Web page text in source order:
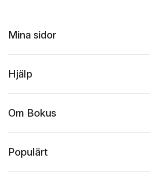
Mina sidor
Hjälp
Om Bokus
Populärt